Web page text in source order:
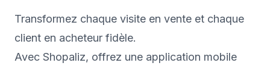
Transformez chaque visite en vente et chaque
client en acheteur fidèle.
Avec Shopaliz, offrez une application mobile